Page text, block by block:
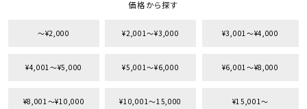
価格から探す
〜¥2,000 ¥2,001〜¥3,000 ¥3,001〜¥4,000
¥4,001〜¥5,000 ¥5,001〜¥6,000 ¥6,001〜¥8,000
¥8,001〜¥10,000 ¥10,001〜15,000 ¥15,001〜